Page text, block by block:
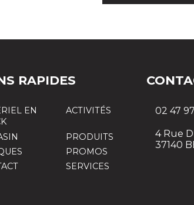
RAPIDES
EN
ACTIVITÉS
PRODUITS
PROMOS
SERVICES
02 47
4 Rue
37140